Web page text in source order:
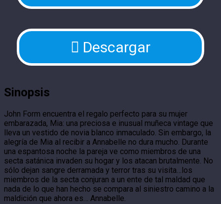
Descargar
Sinopsis
John Form encuentra el regalo perfecto para su mujer
embarazada, Mia: una preciosa e inusual muñeca vintage que
lleva un vestido de novia blanco inmaculado. Sin embargo, la
alegría de Mia al recibir a Annabelle no dura mucho. Durante
una espantosa noche la pareja ve como miembros de una
secta satánica invaden su hogar y los atacan brutalmente. No
sólo dejan sangre derramada y terror tras su visita…los
miembros de la secta conjuran a un ente de tal maldad que
nada de lo que han hecho se compara al siniestro camino a la
maldición que ahora es… Annabelle.